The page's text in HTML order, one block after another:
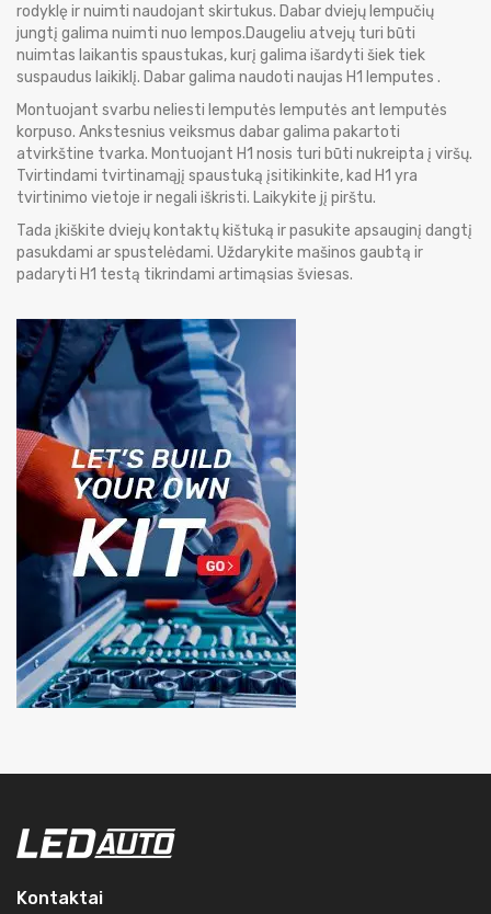
rodyklę ir nuimti naudojant skirtukus. Dabar dviejų lempučių
jungtį galima nuimti nuo lempos.Daugeliu atvejų turi būti
nuimtas laikantis spaustukas, kurį galima išardyti šiek tiek
suspaudus laikiklį. Dabar galima naudoti naujas H1 lemputes .
Montuojant svarbu neliesti lemputės lemputės ant lemputės
korpuso. Ankstesnius veiksmus dabar galima pakartoti
atvirkštine tvarka. Montuojant H1 nosis turi būti nukreipta į viršų.
Tvirtindami tvirtinamąjį spaustuką įsitikinkite, kad H1 yra
tvirtinimo vietoje ir negali iškristi. Laikykite jį pirštu.
Tada įkiškite dviejų kontaktų kištuką ir pasukite apsauginį dangtį
pasukdami ar spustelėdami. Uždarykite mašinos gaubtą ir
padaryti H1 testą tikrindami artimąsias šviesas.
Kontaktai